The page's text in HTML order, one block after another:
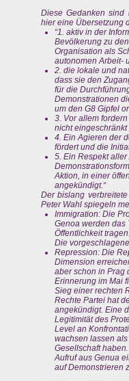
Diese Gedanken sind
hier eine Übersetzung
“1. aktiv in der
Bevölkerung zu
Organisation als
autonomen Arbeit-
2. die lokale und
dass sie den
für die
Demonstrationen
um den G8 Gipfel
3. Vor allem
nicht eingeschränkt
4. Ein Agieren der
fördert und die
5. Ein Respekt
Aktion, in einer
angekündigt.“
Der bislang
Peter Wahl spiegeln
Immigration: Die
Genoa werden das
Öffentlichkeit
Die
Repression: Die
Dimension
aber schon in Prag
Erinnerung im Mai
Sieg einer rechten
Rechte Partei hat
angekündigt. Eine
Legitimität des
Level an
wachsen lassen
Gesellschaft
Aufruf aus Genua
auf Demonstrieren